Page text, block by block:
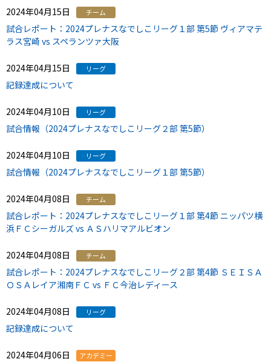
2024年04月15日 チーム
試合レポート：2024プレナスなでしこリーグ１部 第5節 ヴィアマテ
ラス宮崎 vs スペランツァ大阪
2024年04月15日 リーグ
記録達成について
2024年04月10日 リーグ
試合情報（2024プレナスなでしこリーグ２部 第5節）
2024年04月10日 リーグ
試合情報（2024プレナスなでしこリーグ１部 第5節）
2024年04月08日 チーム
試合レポート：2024プレナスなでしこリーグ１部 第4節 ニッパツ横
浜ＦＣシーガルズ vs ＡＳハリマアルビオン
2024年04月08日 チーム
試合レポート：2024プレナスなでしこリーグ２部 第4節 ＳＥＩＳＡ
ＯＳＡレイア湘南ＦＣ vs ＦＣ今治レディース
2024年04月08日 リーグ
記録達成について
2024年04月06日 アカデミー